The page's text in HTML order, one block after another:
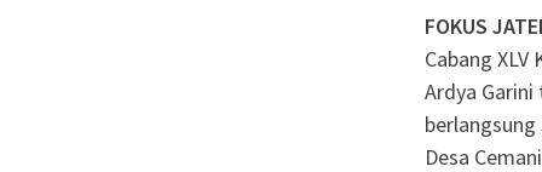
FOKUS
Cabang
Ardya
Desa